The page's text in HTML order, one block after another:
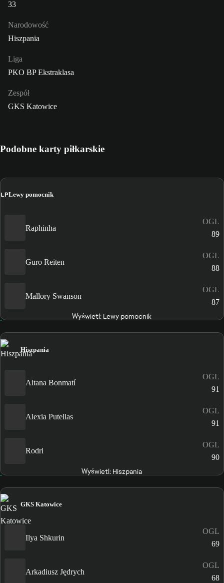
33
Narodowość
Hiszpania
Liga
PKO BP Ekstraklasa
Zespół
GKS Katowice
Podobne karty piłkarskie
LPLewy pomocnik
Raphinha
OGL
89
Guro Reiten
OGL
88
Mallory Swanson
OGL
87
Wyświetl: Lewy pomocnik
Hiszpania
Aitana Bonmatí
OGL
91
Alexia Putellas
OGL
91
Rodri
OGL
90
Wyświetl: Hiszpania
GKS Katowice
Ilya Shkurin
OGL
69
Arkadiusz Jędrych
OGL
68